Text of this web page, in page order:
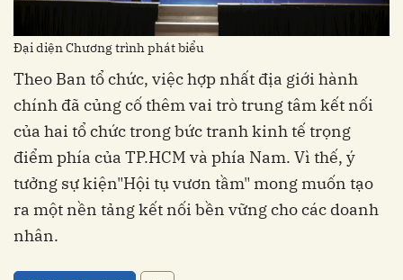
Đại diện Chương trình phát biểu
Theo Ban tổ chức, việc hợp nhất địa giới hành
chính đã củng cố thêm vai trò trung tâm kết nối
của hai tổ chức trong bức tranh kinh tế trọng
điểm phía của TP.HCM và phía Nam. Vì thế, ý
tưởng sự kiện"Hội tụ vươn tầm" mong muốn tạo
ra một nền tảng kết nối bền vững cho các doanh
nhân.